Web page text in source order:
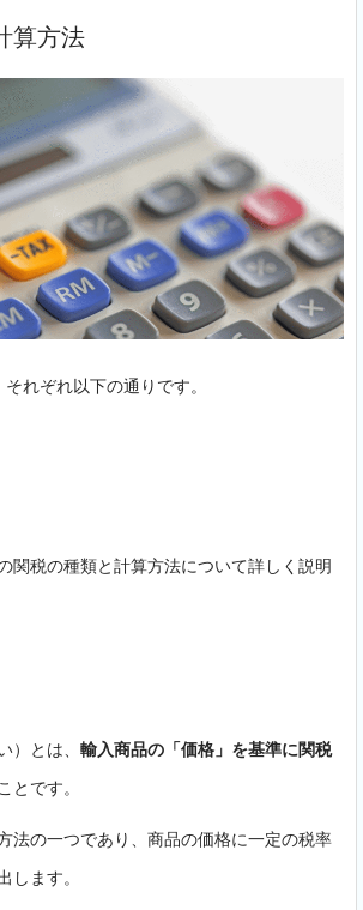
算方法
れぞれ以下の通りです。
関税の種類と計算方法について詳しく説明
）とは、 輸入商品の「価格」を基準に関税
とです。
法の一つであり、商品の価格に一定の税率
します。